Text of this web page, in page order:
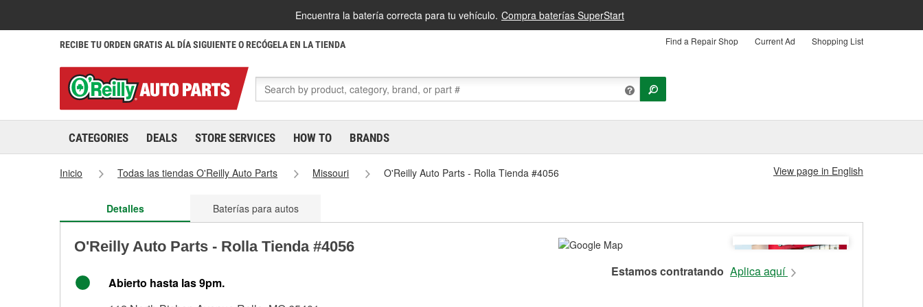
Encuentra la batería correcta para tu vehículo. Compra baterías SuperStart
RECIBE TU ORDEN GRATIS AL DÍA SIGUIENTE O RECÓGELA EN LA TIENDA Find a Repair Shop Current Ad Shopping List
CATEGORIES DEALS STORE SERVICES HOW TO BRANDS
Inicio Todas las tiendas O'Reilly Auto Parts Missouri O'Reilly Auto Parts - Rolla Tienda #4056 View page in English
Detalles Baterías para autos
O'Reilly Auto Parts - Rolla Tienda #4056
Abierto hasta las 9pm.
Estamos contratando Aplica aquí